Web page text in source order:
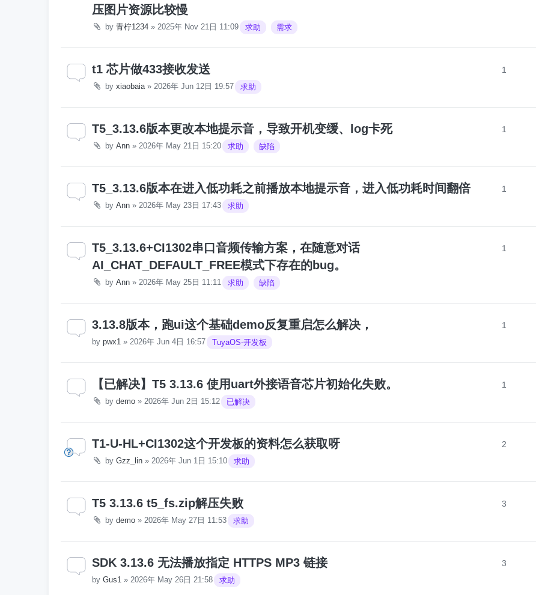
压图片资源比较慢
by 青柠1234 » 2025年 Nov 21日 11:09 求助 需求
t1 芯片做433接收发送
by xiaobaia» 2026年 Jun 12日 19:57 求助
1
T5_3.13.6版本更改本地提示音，导致开机变缓、log卡死
by Ann » 2026年 May 21日 15:20 求助 缺陷
1
T5_3.13.6版本在进入低功耗之前播放本地提示音，进入低功耗时间翻倍
by Ann » 2026年 May 23日 17:43 求助
1
T5_3.13.6+CI1302串口音频传输方案，在随意对话
AI_CHAT_DEFAULT_FREE模式下存在的bug。
by Ann » 2026年 May 25日 11:11 求助 缺陷
1
3.13.8版本，跑ui这个基础demo反复重启怎么解决，
by pwx1 » 2026年 Jun 4日 16:57 TuyaOS-开发板
1
【已解决】T5 3.13.6 使用uart外接语音芯片初始化失败。
by demo » 2026年 Jun 2日 15:12 已解决
1
T1-U-HL+CI1302这个开发板的资料怎么获取呀
by Gzz_lin » 2026年 Jun 1日 15:10 求助
2
T5 3.13.6 t5_fs.zip解压失败
by demo » 2026年 May 27日 11:53 求助
3
SDK 3.13.6 无法播放指定 HTTPS MP3 链接
by Gus1 » 2026年 May 26日 21:58 求助
3